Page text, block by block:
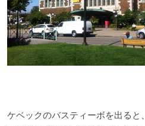
ケベックのバスティーボを出ると、